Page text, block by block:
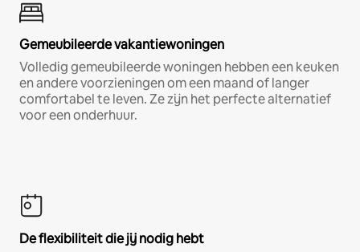
Gemeubileerde vakantiewoningen
Volledig gemeubileerde woningen hebben een keuken
en andere voorzieningen om een maand of langer
comfortabel te leven. Ze zijn het perfecte alternatief
voor een onderhuur.
De flexibiliteit die jij nodig hebt